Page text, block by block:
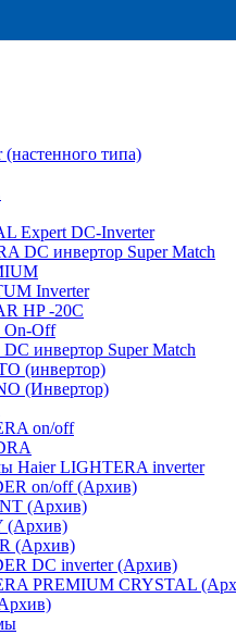
типа)
Expert DC-Inverter
DC инвертор Super Match
Inverter
HP -20C
On-Off
инвертор Super Match
(инвертор)
(Инвертор)
on/off
Haier LIGHTERA inverter
on/off (Архив)
(Архив)
(Архив)
(Архив)
DC inverter (Архив)
PREMIUM CRYSTAL